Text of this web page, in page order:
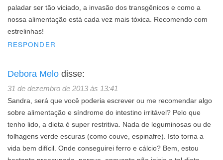
paladar ser tão viciado, a invasão dos transgênicos e como a
nossa alimentação está cada vez mais tóxica. Recomendo com
estrelinhas!
RESPONDER
Debora Melo disse:
31 de dezembro de 2013 às 13:41
Sandra, será que você poderia escrever ou me recomendar algo
sobre alimentação e síndrome do intestino irritável? Pelo que
tenho lido, a dieta é super restritiva. Nada de leguminosas ou de
folhagens verde escuras (como couve, espinafre). Isto torna a
vida bem difícil. Onde conseguirei ferro e cálcio? Bem, estou